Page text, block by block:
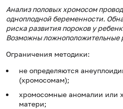
Анализ половых хромосом
одноплодной беременности.
риска развития пороков у
Возможны ложноположительные
Ограничения методики:
не определяются
(хромосомам);
хромосомные аномалии или
матери;